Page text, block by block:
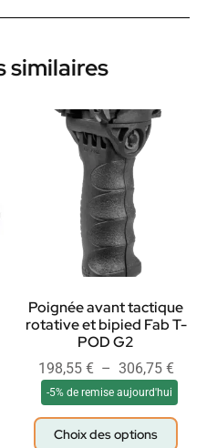
similaires
Poignée avant tactique
rotative et bipied Fab T-
POD G2
198,55 € – 306,75 €
-5% de remise aujourd'hui
Choix des options